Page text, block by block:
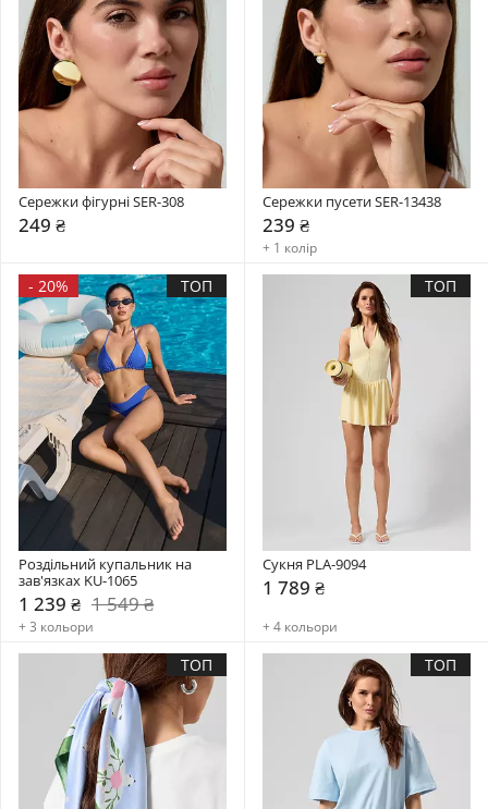
Сережки фігурні SER-308
249 ₴
Сережки пусети SER-13438
239 ₴
+ 1 колір
- 20% ТОП
Роздільний купальник на
зав'язках KU-1065
1 239 ₴ 1 549 ₴
+ 3 кольори
ТОП
Сукня PLA-9094
1 789 ₴
+ 4 кольори
ТОП ТОП